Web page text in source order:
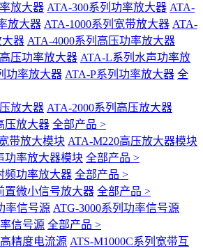
放大器 ATA-300系列功率放大器 ATA-
放大器 ATA-1000系列宽带放大器 ATA-
大器 ATA-4000系列高压功率放大器
压功率放大器 ATA-L系列水声功率放
功率放大器 ATA-P系列功率放大器 全
放大器 ATA-2000系列高压放大器
压放大器 全部产品 >
带放大模块 ATA-M220高压放大器模块
功率放大器模块 全部产品 >
频功率放大器 全部产品 >
置微小信号放大器 全部产品 >
率信号源 ATG-3000系列功率信号源
信号源 全部产品 >
精度电流源 ATS-M1000C系列宽带互